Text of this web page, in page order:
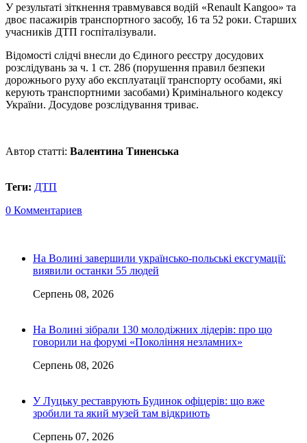
У результаті зіткнення травмувався водій «Renault Kangoo» та
двоє пасажирів транспортного засобу, 16 та 52 роки. Старших
учасників ДТП госпіталізували.
Відомості слідчі внесли до Єдиного реєстру досудових
розслідувань за ч. 1 ст. 286 (порушення правил безпеки
дорожнього руху або експлуатації транспорту особами, які
керують транспортними засобами) Кримінального кодексу
України. Досудове розслідування триває.
Автор статті: Валентина Тиненська
Теги: ДТП
0 Комментариев
На Волині завершили українсько-польські ексгумації:
виявили останки 55 людей
Серпень 08, 2026
На Волині зібрали 130 молодіжних лідерів: про що
говорили на форумі «Покоління незламних»
Серпень 08, 2026
У Луцьку реставрують Будинок офіцерів: що вже
зробили та який музей там відкриють
Серпень 07, 2026